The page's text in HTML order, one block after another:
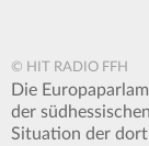
© HIT RADIO FFH
Die
der
Situation der dort